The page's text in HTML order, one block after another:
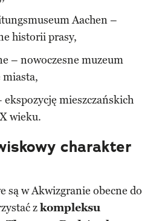
Aachen –
historii prasy,
– nowoczesne muzeum
miasta,
mieszczańskich
wieku.
charakter
są w Akwizgranie obecne do
zkompleksu